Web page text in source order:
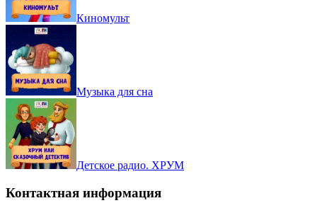
Киномульт
Музыка для сна
Детское радио. ХРУМ
Контактная информация